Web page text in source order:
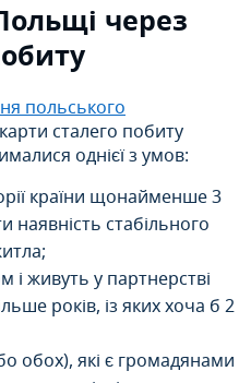
через
польського
сталего побиту
однієї з умов:
країни щонайменше 3
наявність стабільного
і живуть у партнерстві
років, із яких хоча б 2
обох), які є громадянами